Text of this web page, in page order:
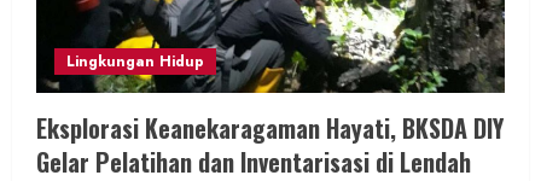
Lingkungan Hidup
Eksplorasi Keanekaragaman Hayati, BKSDA DIY
Gelar Pelatihan dan Inventarisasi di Lendah